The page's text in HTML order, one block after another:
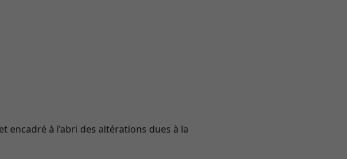
à l’abri des altérations dues à la